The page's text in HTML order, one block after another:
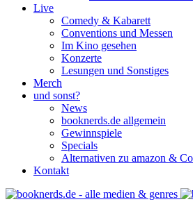
Live
Comedy & Kabarett
Conventions und Messen
Im Kino gesehen
Konzerte
Lesungen und Sonstiges
Merch
und sonst?
News
booknerds.de allgemein
Gewinnspiele
Specials
Alternativen zu amazon &
Kontakt